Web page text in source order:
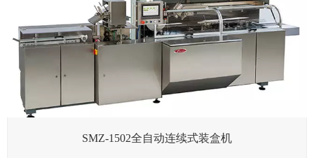
SMZ-1502全自动连续式装盒机